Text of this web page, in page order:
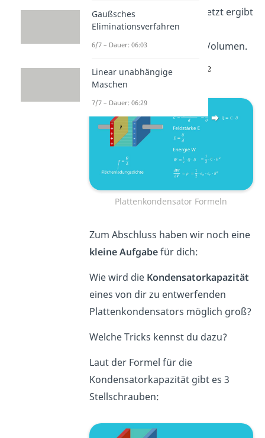
Die Energie
nun eingesetzt ergibt
dieEnergiedichtedes
Plattenkondensators pro Volumen.
Plattenkondensator Formeln
Zum Abschluss haben wir noch eine
kleine Aufgabefür dich:
Wie wird die Kondensatorkapazität
eines von dir zu entwerfenden
Plattenkondensators möglich groß?
Welche Tricks kennst du dazu?
Laut der Formel für die
Kondensatorkapazität gibt es 3
Stellschrauben:
Gaußsches
Eliminationsverfahren
6/7 – Dauer: 06:03
Linear unabhängige
Maschen
7/7 – Dauer: 06:29